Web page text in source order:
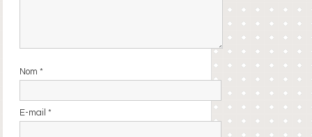
Nom *
E-mail *